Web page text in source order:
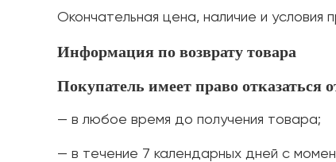
Окончательная цена, наличие и
Информация по возврату товара
Покупатель имеет право отказаться
— в любое время до получения товара;
— в течение 7 календарных дней с